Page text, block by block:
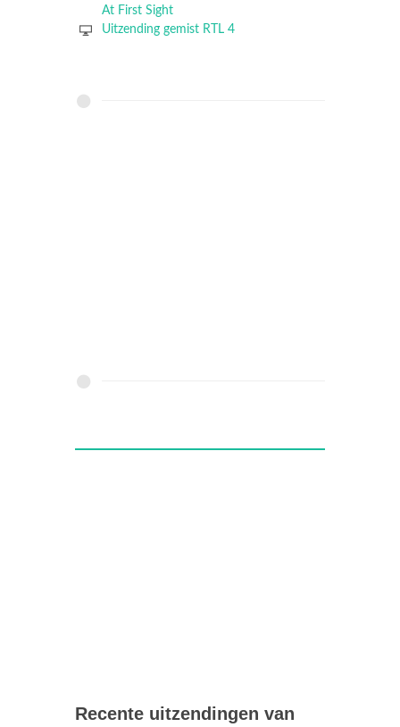
At First Sight
Uitzending gemist RTL 4
Recente uitzendingen van